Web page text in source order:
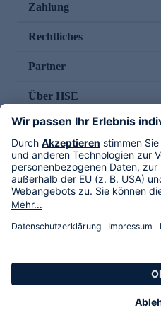
Zahlung
Rechtliches
Partner
Über HSE
Im TV
HSE International